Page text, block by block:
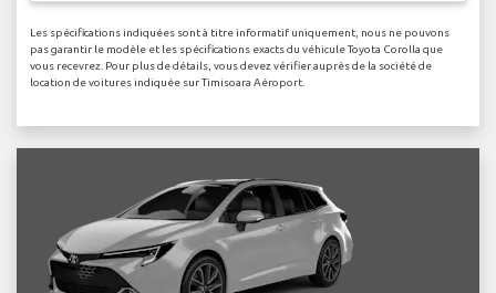
Les spécifications indiquées sont à titre informatif uniquement, nous ne pouvons
pas garantir le modèle et les spécifications exacts du véhicule Toyota Corolla que
vous recevrez. Pour plus de détails, vous devez vérifier auprès de la société de
location de voitures indiquée sur Timisoara Aéroport.